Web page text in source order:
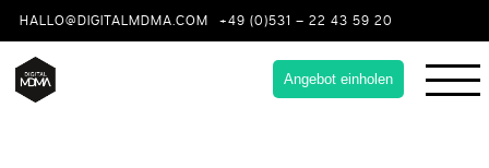
HALLO@DIGITALMDMA.COM +49 (0)531 – 22 43 59 20
Angebot einholen